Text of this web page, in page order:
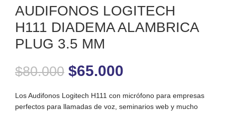
AUDIFONOS LOGITECH
H111 DIADEMA ALAMBRICA
PLUG 3.5 MM
$80.000 $65.000
Los Audifonos Logitech H111 con micrófono para empresas
perfectos para llamadas de voz, seminarios web y mucho